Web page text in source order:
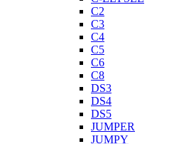
C2
C3
C4
C5
C6
C8
DS3
DS4
DS5
JUMPER
JUMPY